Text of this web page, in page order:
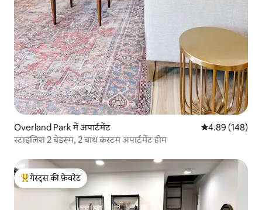
Overland Park में अपार्टमेंट औसत रेटिंग 5 में से
4.89 (148)
स्टाइलिश 2 बेडरूम, 2 बाथ कस्टम अपार्टमेंट होम
गेस्ट्स का टॉप फ़ेवरेट
गेस्ट्स की फ़ेवरेट